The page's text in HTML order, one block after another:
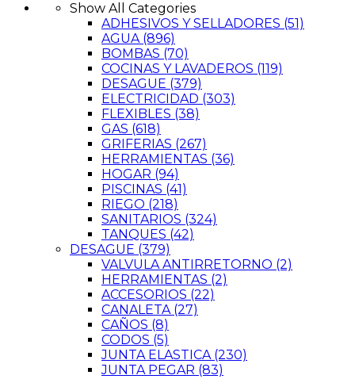
Show All Categories
ADHESIVOS Y SELLADORES (51)
AGUA (896)
BOMBAS (70)
COCINAS Y LAVADEROS (119)
DESAGUE (379)
ELECTRICIDAD (303)
FLEXIBLES (38)
GAS (618)
GRIFERIAS (267)
HERRAMIENTAS (36)
HOGAR (94)
PISCINAS (41)
RIEGO (218)
SANITARIOS (324)
TANQUES (42)
DESAGUE (379)
VALVULA ANTIRRETORNO (2)
HERRAMIENTAS (2)
ACCESORIOS (22)
CANALETA (27)
CAÑOS (8)
CODOS (5)
JUNTA ELASTICA (230)
JUNTA PEGAR (83)